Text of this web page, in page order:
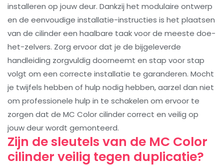
installeren op jouw deur. Dankzij het modulaire ontwerp
en de eenvoudige installatie-instructies is het plaatsen
van de cilinder een haalbare taak voor de meeste doe-
het-zelvers. Zorg ervoor dat je de bijgeleverde
handleiding zorgvuldig doorneemt en stap voor stap
volgt om een correcte installatie te garanderen. Mocht
je twijfels hebben of hulp nodig hebben, aarzel dan niet
om professionele hulp in te schakelen om ervoor te
zorgen dat de MC Color cilinder correct en veilig op
jouw deur wordt gemonteerd.
Zijn de sleutels van de MC Color
cilinder veilig tegen duplicatie?